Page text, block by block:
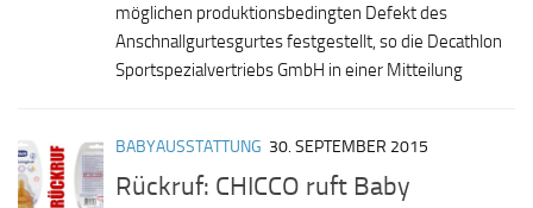
möglichen produktionsbedingten Defekt des
Anschnallgurtesgurtes festgestellt, so die Decathlon
Sportspezialvertriebs GmbH in einer Mitteilung
BABYAUSSTATTUNG 30. SEPTEMBER 2015
Rückruf: CHICCO ruft Baby